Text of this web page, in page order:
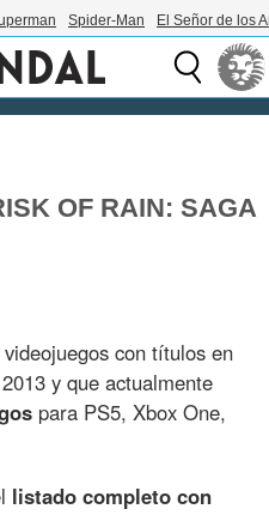
Spider-Man El Señor de los
OF RAIN: SAGA
con títulos en
y que actualmente
para PS5, Xbox One,
listado completo con